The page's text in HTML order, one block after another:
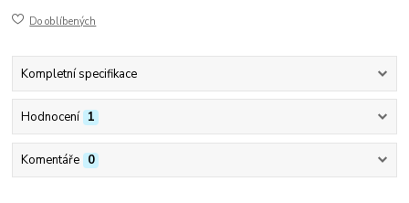
Do oblíbených
Kompletní specifikace
Hodnocení 1
Komentáře 0